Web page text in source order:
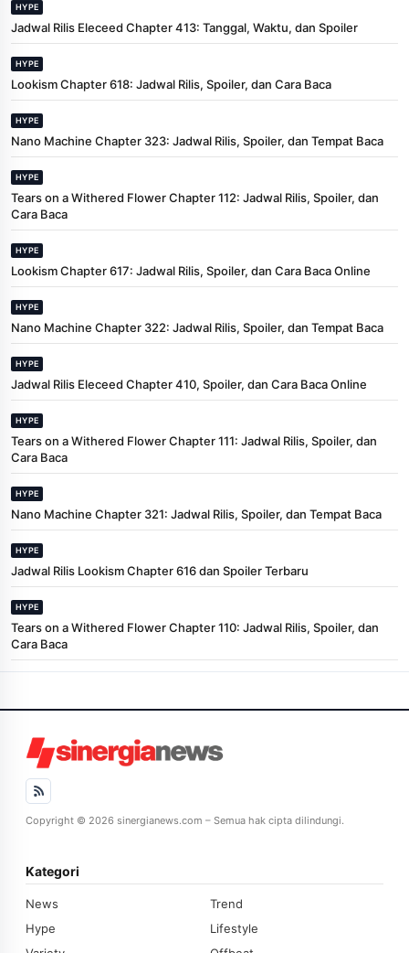
HYPE
Jadwal Rilis Eleceed Chapter 413: Tanggal, Waktu, dan Spoiler
HYPE
Lookism Chapter 618: Jadwal Rilis, Spoiler, dan Cara Baca
HYPE
Nano Machine Chapter 323: Jadwal Rilis, Spoiler, dan Tempat Baca
HYPE
Tears on a Withered Flower Chapter 112: Jadwal Rilis, Spoiler, dan
Cara Baca
HYPE
Lookism Chapter 617: Jadwal Rilis, Spoiler, dan Cara Baca Online
HYPE
Nano Machine Chapter 322: Jadwal Rilis, Spoiler, dan Tempat Baca
HYPE
Jadwal Rilis Eleceed Chapter 410, Spoiler, dan Cara Baca Online
HYPE
Tears on a Withered Flower Chapter 111: Jadwal Rilis, Spoiler, dan
Cara Baca
HYPE
Nano Machine Chapter 321: Jadwal Rilis, Spoiler, dan Tempat Baca
HYPE
Jadwal Rilis Lookism Chapter 616 dan Spoiler Terbaru
HYPE
Tears on a Withered Flower Chapter 110: Jadwal Rilis, Spoiler, dan
Cara Baca
Copyright © 2026 sinergianews.com – Semua hak cipta dilindungi.
Kategori
News
Trend
Hype
Lifestyle